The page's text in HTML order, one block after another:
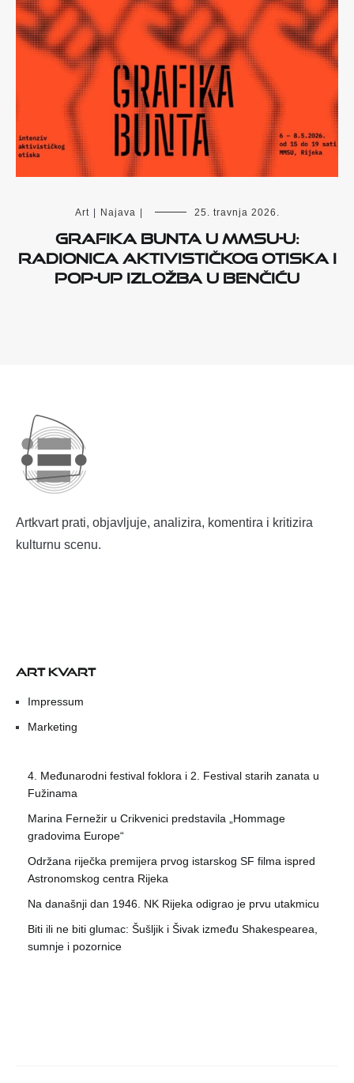
Art | Najava | 25. travnja 2026.
Grafika bunta u MMSU-u:
radionica aktivističkog otiska i
pop-up izložba u Benčiću
Artkvart prati, objavljuje, analizira, komentira i kritizira
kulturnu scenu.
ART KVART
Impressum
Marketing
4. Međunarodni festival foklora i 2. Festival starih zanata u
Fužinama
Marina Fernežir u Crikvenici predstavila „Hommage
gradovima Europe“
Održana riječka premijera prvog istarskog SF filma ispred
Astronomskog centra Rijeka
Na današnji dan 1946. NK Rijeka odigrao je prvu utakmicu
Biti ili ne biti glumac: Šušljik i Šivak između Shakespearea,
sumnje i pozornice